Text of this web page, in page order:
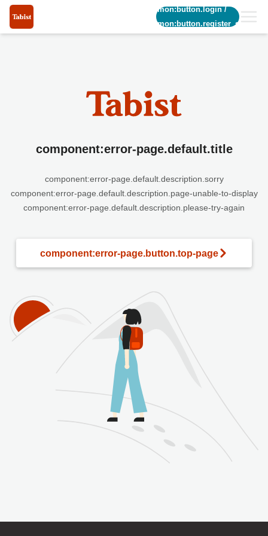
common:button.login/
common:button.register_short
component:error-page.default.title
component:error-page.default.description.sorry
component:error-page.default.description.page-unable-to-display
component:error-page.default.description.please-try-again
component:error-page.button.top-page